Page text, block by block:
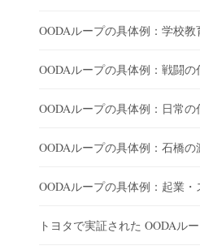
OODAループの具体例：学校教
OODAループの具体例：戦闘の
OODAループの具体例：日常の
OODAループの具体例：石橋の
OODAループの具体例：起業
トヨタで実証された OODAル